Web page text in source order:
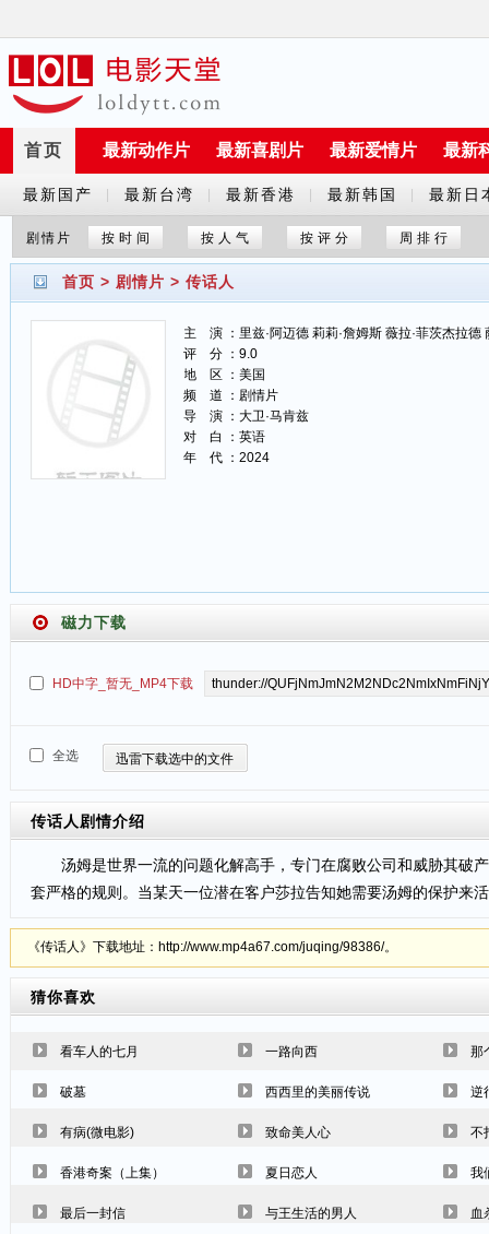
首页 最新动作片 最新喜剧片 最新爱情片 最新
最新国产
剧
最新台湾 最新香港 最新韩国 最新日
剧情片 按时间 按人气 按评分 周排行
首页 > 剧情片 > 传话人
主 演 ：里兹·阿迈德 莉莉·詹姆斯 薇拉·菲茨杰拉德
评 分 ：9.0
地 区 ：美国
频 道 ：剧情片
导 演 ：大卫·马肯兹
对 白 ：英语
年 代 ：2024
磁力下载
HD中字_暂无_MP4下载
全选 迅雷下载选中的文件
传话人 剧情介绍
汤姆是世界一流的问题化解高手，专门在腐败公司和威胁其破
套严格的规则。当某天一位潜在客户莎拉告知她需要汤姆的保护来
《传话人》下载地址：http://www.mp4a67.com/juqing/98386/。
猜你喜欢
看车人的七月 一路向西 那
破墓 西西里的美丽传说 逆
有病(微电影) 致命美人心 不
香港奇案（上集） 夏日恋人 我
最后一封信 与王生活的男人 血